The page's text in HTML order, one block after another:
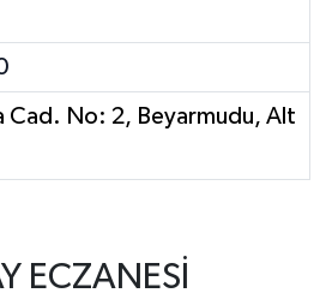
Cad. No: 2, Beyarmudu, Alt
ECZANESİ